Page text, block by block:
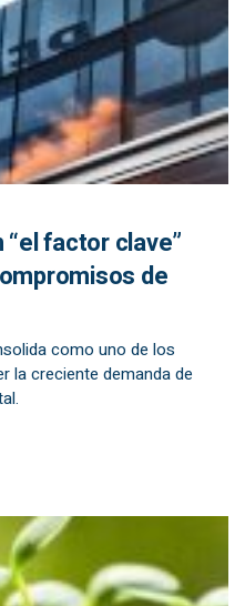
factor clave”
de
como uno de los
la creciente demanda de